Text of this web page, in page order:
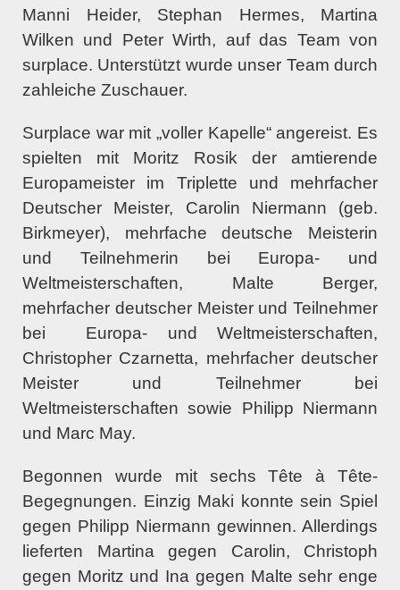
Manni Heider, Stephan Hermes, Martina
Wilken und Peter Wirth, auf das Team von
surplace. Unterstützt wurde unser Team durch
zahleiche Zuschauer.
Surplace war mit „voller Kapelle“ angereist. Es
spielten mit Moritz Rosik der amtierende
Europameister im Triplette und mehrfacher
Deutscher Meister, Carolin Niermann (geb.
Birkmeyer), mehrfache deutsche Meisterin
und Teilnehmerin bei Europa- und
Weltmeisterschaften, Malte Berger,
mehrfacher deutscher Meister und Teilnehmer
bei Europa- und Weltmeisterschaften,
Christopher Czarnetta, mehrfacher deutscher
Meister und Teilnehmer bei
Weltmeisterschaften sowie Philipp Niermann
und Marc May.
Begonnen wurde mit sechs Tête à Tête-
Begegnungen. Einzig Maki konnte sein Spiel
gegen Philipp Niermann gewinnen. Allerdings
lieferten Martina gegen Carolin, Christoph
gegen Moritz und Ina gegen Malte sehr enge